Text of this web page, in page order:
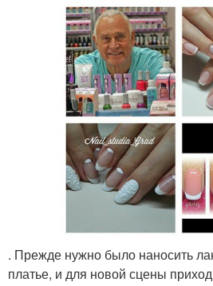
. Прежде нужно было наносить
платье, и для новой сцены